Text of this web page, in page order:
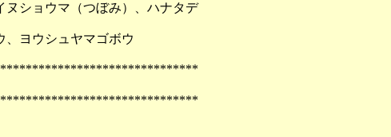
ショウマ（つぼみ）、ハナタデ
、ヨウシュヤマゴボウ